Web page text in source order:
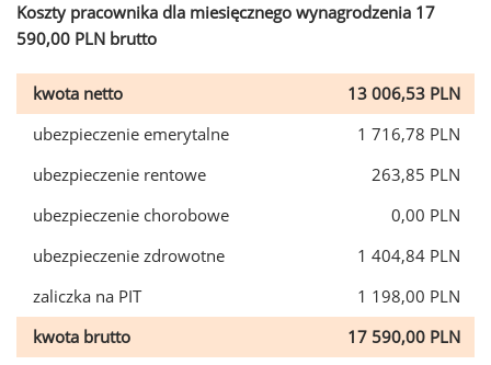
Koszty pracownika dla miesięcznego wynagrodzenia 17
590,00 PLN brutto
kwota netto
13 006,53 PLN
ubezpieczenie emerytalne
1 716,78 PLN
ubezpieczenie rentowe
263,85 PLN
ubezpieczenie chorobowe
0,00 PLN
ubezpieczenie zdrowotne
1 404,84 PLN
zaliczka na PIT
1 198,00 PLN
kwota brutto
17 590,00 PLN